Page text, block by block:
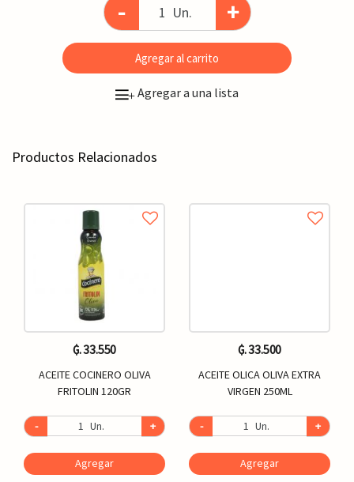
- Un. +
Agregar al carrito
+Agregar a una lista
Productos Relacionados
₲. 33.550
ACEITE COCINERO OLIVA
FRITOLIN 120GR
- Un. +
Agregar
₲. 33.500
ACEITE OLICA OLIVA EXTRA
VIRGEN 250ML
- Un. +
Agregar